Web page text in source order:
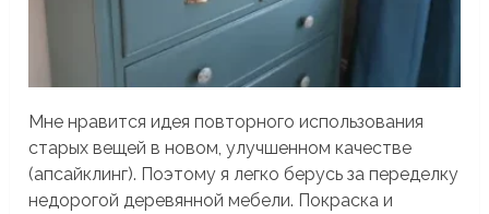
Мне нравится идея повторного использования
старых вещей в новом, улучшенном качестве
(апсайклинг). Поэтому я легко берусь за переделку
недорогой деревянной мебели. Покраска и